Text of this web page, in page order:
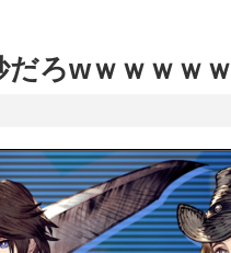
だろwｗｗｗｗｗ